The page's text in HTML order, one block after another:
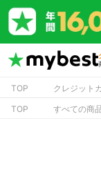
TOP クレジット
TOP
すべての商